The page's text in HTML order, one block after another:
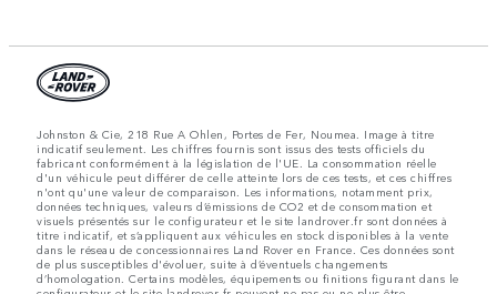
Johnston & Cie, 218 Rue A Ohlen, Portes de Fer, Noumea. Image à titre
indicatif seulement. Les chiffres fournis sont issus des tests officiels du
fabricant conformément à la législation de l'UE. La consommation réelle
d'un véhicule peut différer de celle atteinte lors de ces tests, et ces chiffres
n'ont qu'une valeur de comparaison. Les informations, notamment prix,
données techniques, valeurs d’émissions de CO2 et de consommation et
visuels présentés sur le configurateur et le site landrover.fr sont données à
titre indicatif, et s’appliquent aux véhicules en stock disponibles à la vente
dans le réseau de concessionnaires Land Rover en France. Ces données sont
de plus susceptibles d'évoluer, suite à d’éventuels changements
d’homologation. Certains modèles, équipements ou finitions figurant dans le